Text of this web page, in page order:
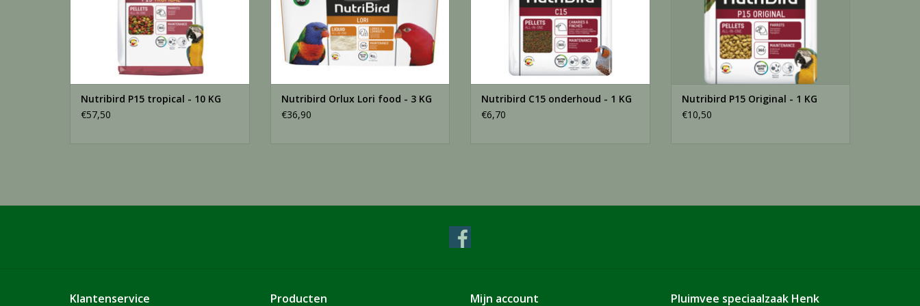
foliumzuur 1,5 mg, biotine 0,26 mg, cholinechloride 700 mg, 3b202 (jodium) 2
mg, 3b405 (koper) 10 mg, 3b503 (mangaan) 100 mg, 3b605 (zink) 96 mg, 3b802
(selenium) 0,1 mg, 3b811 (organisch selenium) 0,1 mg
Zoötechnische toevoegingsmiddelen
bacillus subtilis C-3102 (DSM 15544) 22.108CFU, endo-1,4-β-xylanase (EC
Nutribird P15 tropical - 10 KG
€57,50
Nutribird Orlux Lori food - 3 KG
€36,90
Nutribird C15 onderhoud - 1 KG
€6,70
Nutribird P15 Original - 1 KG
€10,50
Klantenservice Producten Mijn account Pluimvee speciaalzaak Henk